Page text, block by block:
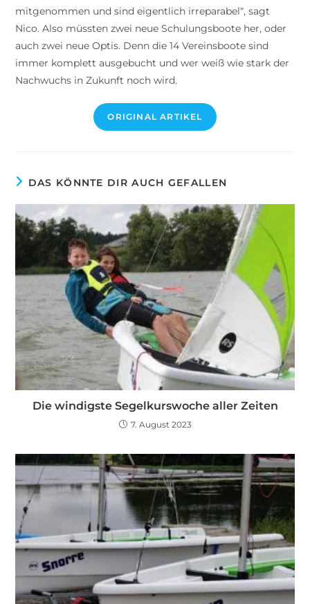
mitgenommen und sind eigentlich irreparabel“, sagt
Nico. Also müssten zwei neue Schulungsboote her, oder
auch zwei neue Optis. Denn die 14 Vereinsboote sind
immer komplett ausgebucht und wer weiß wie stark der
Nachwuchs in Zukunft noch wird.
ORIGINAL ARTIKEL
DAS KÖNNTE DIR AUCH GEFALLEN
Die windigste Segelkurswoche aller Zeiten
7. August 2023